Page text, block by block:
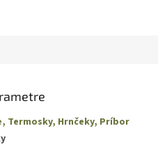
Termosky, Hrnčeky, Príbor